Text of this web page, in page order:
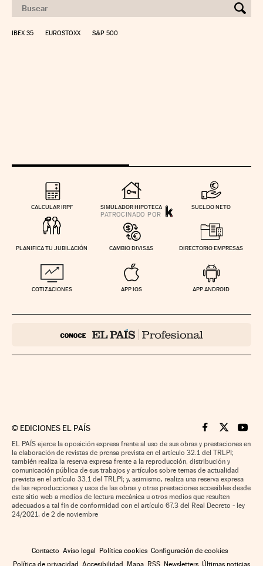
IBEX 35 EUROSTOXX S&P 500
CALCULAR IRPF SIMULADOR HIPOTECA SUELDO NETO
PLANIFICA TU JUBILACIÓN CAMBIO DIVISAS DIRECTORIO EMPRESAS
COTIZACIONES APP IOS APP ANDROID
© EDICIONES EL PAÍS Cinco Días en
Cinco Días
Cinco
EL PAÍS ejerce la oposición expresa frente al uso de sus obras y prestaciones en
la elaboración de revistas de prensa prevista en el artículo 32.1 del TRLPI;
también realiza la reserva expresa frente a la reproducción, distribución y
comunicación pública de sus trabajos y artículos sobre temas de actualidad
prevista en el artículo 33.1 del TRLPI; y, asimismo, realiza una reserva expresa
de las reproducciones y usos de las obras y otras prestaciones accesibles desde
este sitio web a medios de lectura mecánica u otros medios que resulten
adecuados a tal fin de conformidad con el artículo 67.3 del Real Decreto - ley
24/2021, de 2 de noviembre
Contacto Aviso legal Política cookies Configuración de cookies
Política de privacidad Accesibilidad Mapa RSS Newsletters Últimas noticias